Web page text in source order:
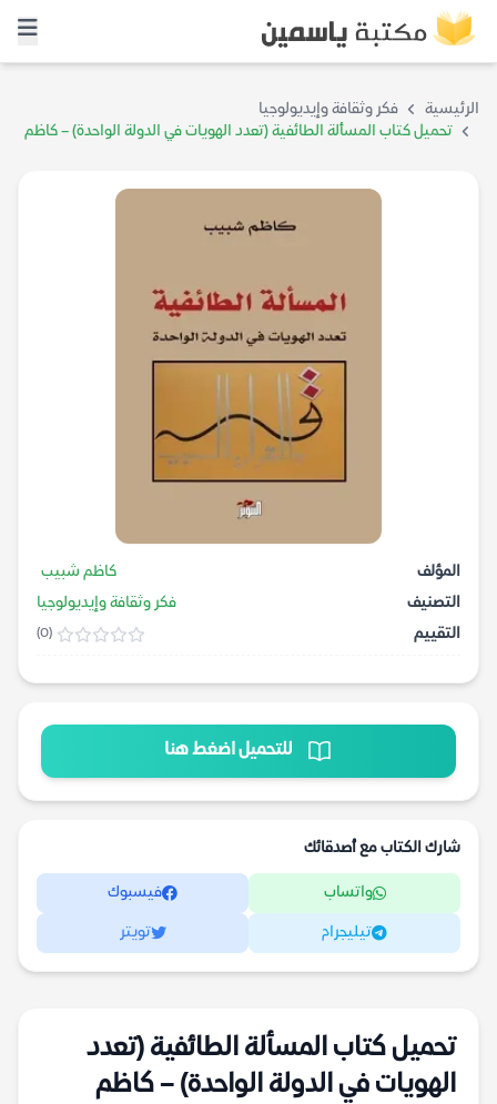
الرئيسية
فكر وثقافة وإيديولوجيا
تحميل كتاب المسألة الطائفية (تعدد الهويات في الدولة الواحدة) – كاظم
المؤلف
كاظم شبيب
التصنيف
فكر وثقافة وإيديولوجيا
التقييم
(0)
للتحميل اضغط هنا
شارك الكتاب مع أصدقائك
واتساب فيسبوك
تيليجرام تويتر
تحميل كتاب المسألة الطائفية (تعدد
الهويات في الدولة الواحدة) – كاظم